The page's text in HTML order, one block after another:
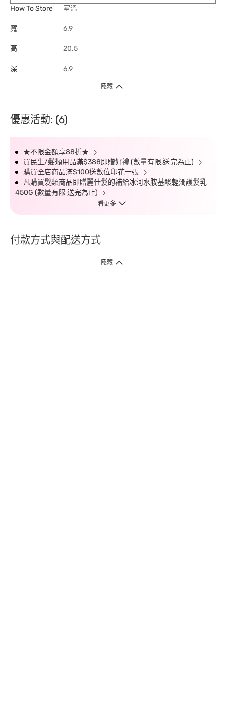
How To Store
室溫
寬 6.9
高 20.5
深 6.9
隱藏
優惠活動: (6)
★不限金額享88折★
買民生/髮類用品滿$388即贈好禮 (數量有限,送完為止)
購買全店商品滿$100送數位印花一張
凡購買髮類商品即贈麗仕髮的補給冰河水胺基酸輕潤護髮乳
450G (數量有限 送完為止)
看更多
付款方式與配送方式
隱藏